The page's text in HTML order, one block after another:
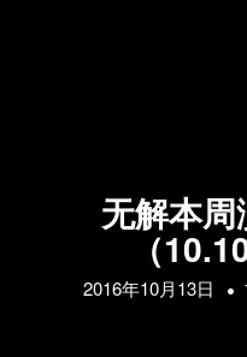
无解本
（
2016年10月13日